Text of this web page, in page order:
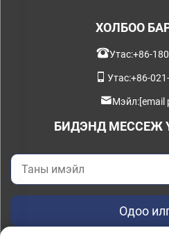
ХОЛБОО
Утас:+86-
Утас:+86-
Мэйл:[email
БИДЭНД МЕССЕЖ
Одоо